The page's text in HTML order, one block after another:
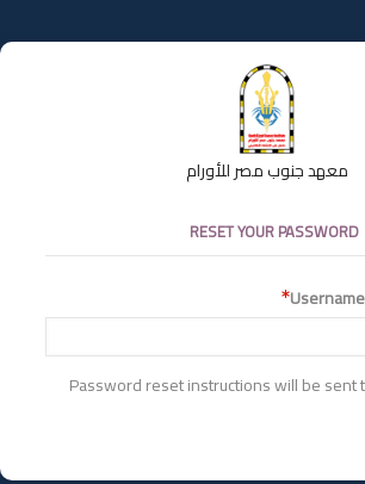
معهد جنوب مصر للأورام
RESET YOUR PASSWORD
Password reset instructions will be sent